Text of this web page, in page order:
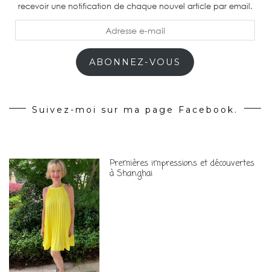
recevoir une notification de chaque nouvel article par email.
e-
ABONNEZ-VOUS
Suivez-moi sur ma page Facebook.
Premières impressions et découvertes
à Shanghai